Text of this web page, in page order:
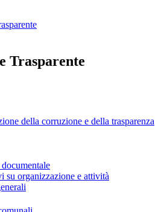
Trasparente
della corruzione e della trasparenza
su organizzazione e attività